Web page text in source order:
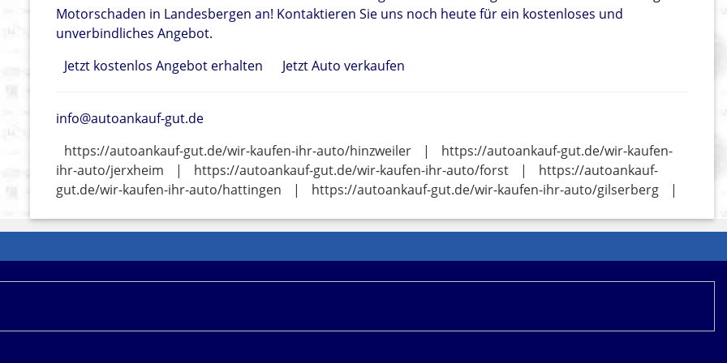
Motorschaden in Landesbergen an! Kontaktieren Sie uns noch heute für ein kostenloses und
unverbindliches Angebot.
Jetzt kostenlos Angebot erhalten
Jetzt Auto verkaufen
info@autoankauf-gut.de
https://autoankauf-gut.de/wir-kaufen-ihr-auto/hinzweiler
|
https://autoankauf-gut.de/wir-kaufen-
ihr-auto/jerxheim
| https://autoankauf-gut.de/wir-kaufen-ihr-auto/forst |
https://autoankauf-
gut.de/wir-kaufen-ihr-auto/hattingen
| https://autoankauf-gut.de/wir-kaufen-ihr-auto/gilserberg |
Seiten werden iFrame-Buchungsmasken und andere Werbemittel eingebunden, an denen wir über
Werbekostenerstattung erhalten können. Weitere Informationen zur Datennutzung durch CHECK24.net erhalten